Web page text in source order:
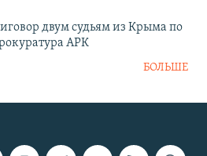
двум судьям из Крыма по
АРК
БОЛЬШЕ